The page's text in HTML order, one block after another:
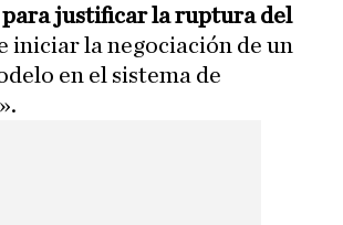
para justificar la ruptura del
iniciar la negociación de un
en el sistema de